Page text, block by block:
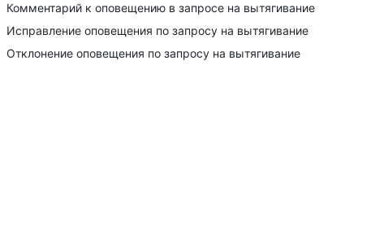
Комментарий к оповещению в запросе на вытягивание
Исправление оповещения по запросу на вытягивание
Отклонение оповещения по запросу на вытягивание